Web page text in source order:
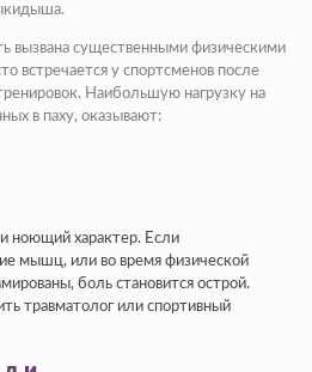
вызвана существенными физическими
встречается у спортсменов после
Наибольшую нагрузку на
в паху, оказывают:
ноющий характер. Если
мышц, или во время физической
боль становится острой.
травматолог или спортивный